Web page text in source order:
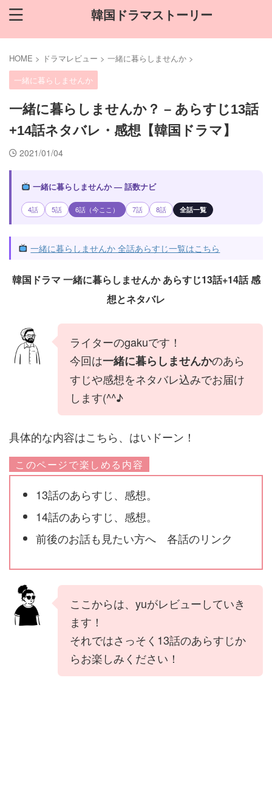
韓国ドラマストーリー
HOME > ドラマレビュー > 一緒に暮らしませんか >
一緒に暮らしませんか
一緒に暮らしませんか？ – あらすじ13話
+14話ネタバレ・感想【韓国ドラマ】
2021/01/04
一緒に暮らしませんか — 話数ナビ
4話 5話 6話（今ここ） 7話 8話 全話一覧
一緒に暮らしませんか 全話あらすじ一覧はこちら
韓国ドラマ 一緒に暮らしませんか あらすじ13話+14話 感
想とネタバレ
ライターのgakuです！
今回は一緒に暮らしませんかのあら
すじや感想をネタバレ込みでお届け
します(^^♪
具体的な内容はこちら、はいドーン！
このページで楽しめる内容
13話のあらすじ、感想。
14話のあらすじ、感想。
前後のお話も見たい方へ 各話のリンク
ここからは、yuがレビューしていき
ます！
それではさっそく13話のあらすじか
らお楽しみください！